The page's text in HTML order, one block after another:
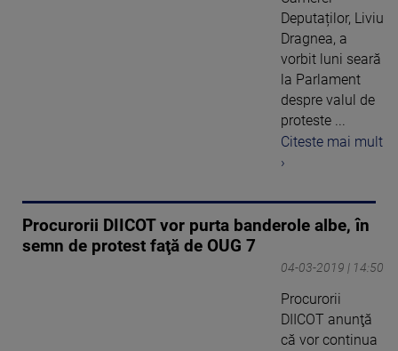
Deputaților, Liviu
Dragnea, a
vorbit luni seară
la Parlament
despre valul de
proteste ...
Citeste mai mult
›
Procurorii DIICOT vor purta banderole albe, în
semn de protest faţă de OUG 7
04-03-2019 | 14:50
Procurorii
DIICOT anunţă
că vor continua